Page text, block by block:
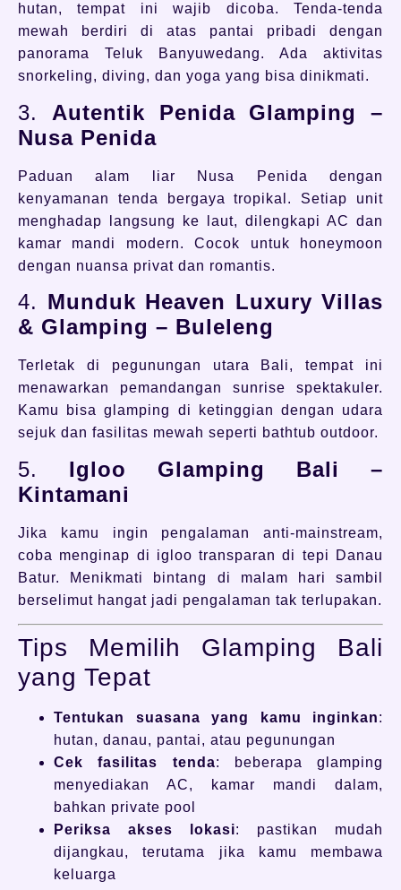
hutan, tempat ini wajib dicoba. Tenda-tenda
mewah berdiri di atas pantai pribadi dengan
panorama Teluk Banyuwedang. Ada aktivitas
snorkeling, diving, dan yoga yang bisa dinikmati.
3. Autentik Penida Glamping –
Nusa Penida
Paduan alam liar Nusa Penida dengan
kenyamanan tenda bergaya tropikal. Setiap unit
menghadap langsung ke laut, dilengkapi AC dan
kamar mandi modern. Cocok untuk honeymoon
dengan nuansa privat dan romantis.
4. Munduk Heaven Luxury Villas
& Glamping – Buleleng
Terletak di pegunungan utara Bali, tempat ini
menawarkan pemandangan sunrise spektakuler.
Kamu bisa glamping di ketinggian dengan udara
sejuk dan fasilitas mewah seperti bathtub outdoor.
5. Igloo Glamping Bali –
Kintamani
Jika kamu ingin pengalaman anti-mainstream,
coba menginap di igloo transparan di tepi Danau
Batur. Menikmati bintang di malam hari sambil
berselimut hangat jadi pengalaman tak terlupakan.
Tips Memilih Glamping Bali
yang Tepat
Tentukan suasana yang kamu inginkan:
hutan, danau, pantai, atau pegunungan
Cek fasilitas tenda: beberapa glamping
menyediakan AC, kamar mandi dalam,
bahkan private pool
Periksa akses lokasi: pastikan mudah
dijangkau, terutama jika kamu membawa
keluarga